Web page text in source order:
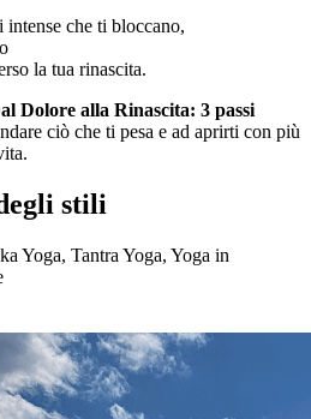
che ti bloccano,
la tua rinascita.
Dolore alla Rinascita: 3 passi
ciò che ti pesa e ad aprirti con più
stili
Yoga, Tantra Yoga, Yoga in